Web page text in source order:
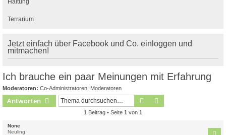
Haltung
Terrarium
Jetzt einfach über Facebook und Co. einloggen und
mitmachen!
Ich brauche ein paar Meinungen mit Erfahrung
Moderatoren: Co-Administratoren Moderatoren
Antworten Suche
1 Beitrag • Seite 1 von 1
None
Neuling